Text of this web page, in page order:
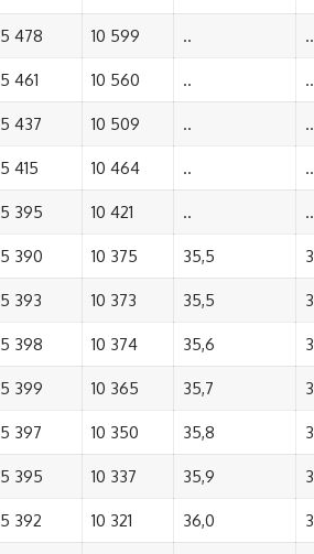
5 478 10 599 .. ..
5 461 10 560 .. ..
5 437 10 509 .. ..
5 415 10 464 .. ..
5 395 10 421 .. ..
5 390 10 375 35,5
5 393 10 373 35,5
5 398 10 374 35,6
5 399 10 365 35,7
5 397 10 350 35,8
5 395 10 337 35,9
5 392 10 321 36,0